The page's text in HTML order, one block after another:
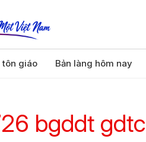
tôn giáo Bản làng hôm nay
bgddt gdtc